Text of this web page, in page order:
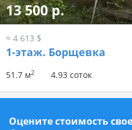
13 500 р.
≈ 4 613 $
1-этаж. Борщевка
51.7 м2 4.93 соток
Оцените стоимость